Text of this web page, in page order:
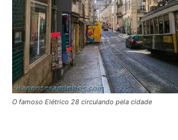
O famoso Elétrico 28 circulando pela cidade